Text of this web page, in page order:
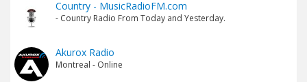
Country - MusicRadioFM.com
- Country Radio From Today and Yesterday.
Akurox Radio
Montreal - Online